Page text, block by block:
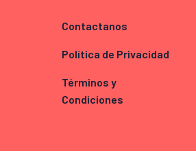
Contactanos
Política de Privacidad
Términos y
Condiciones